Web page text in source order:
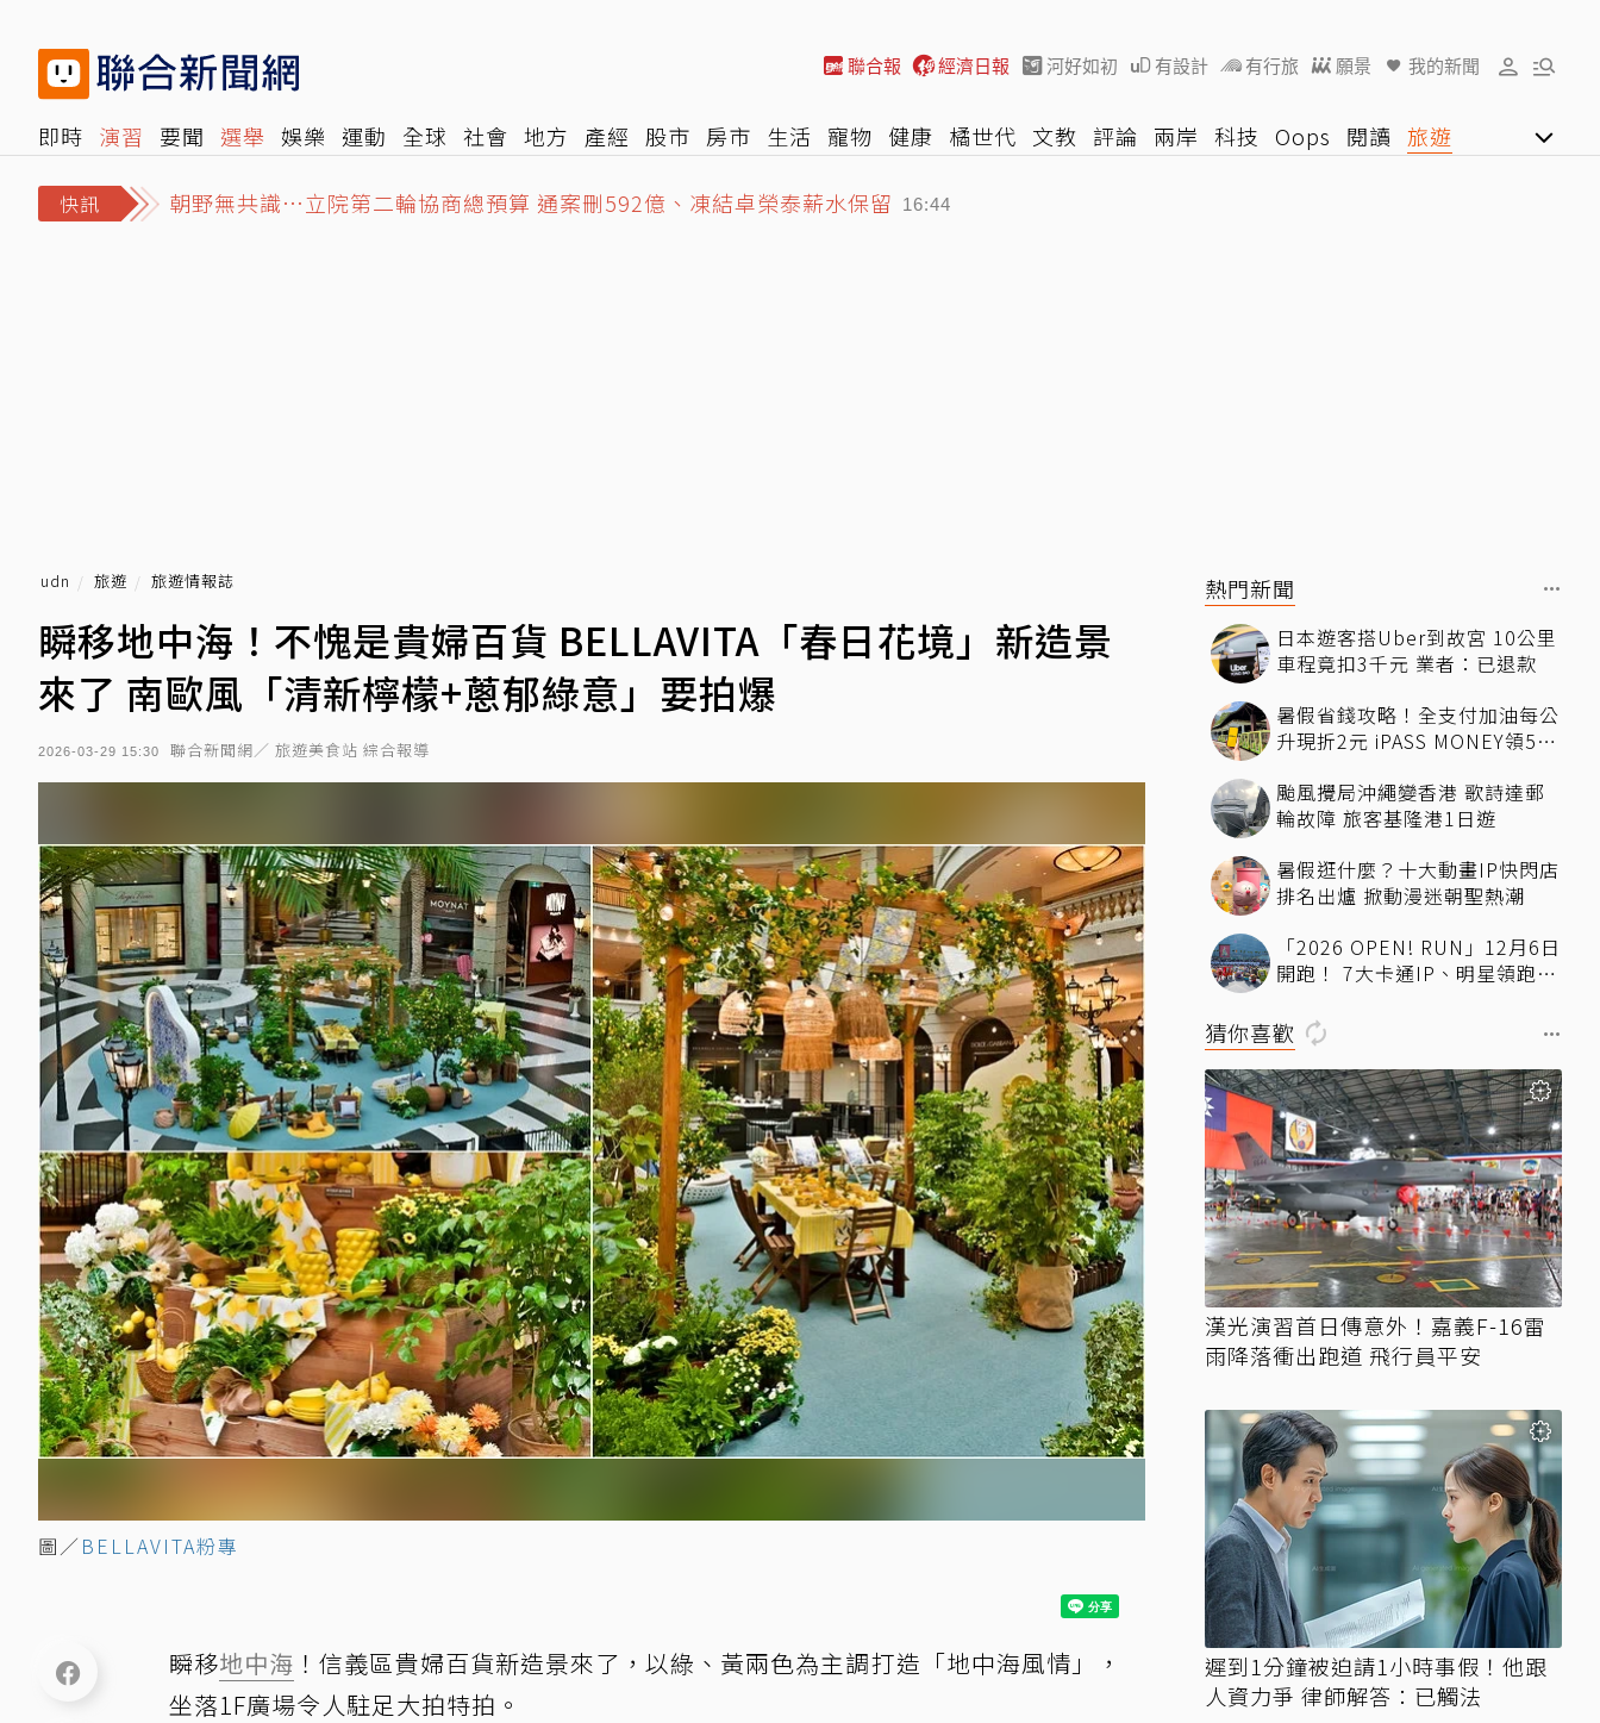
聯合報 經濟日報 河好如初 有設計 有行旅 願景 我的新聞
即時 演習 要聞 選舉 娛樂 運動 全球 社會 地方 產經 股市 房市 生活 寵物 健康 橘世代 文教 評論 兩岸 科技 Oops 閱讀 旅遊
快訊
朝野無共識…立院第二輪協商總預算 通案刪592億、凍結卓榮泰薪水保留
買疫苗遭知名律師詐騙10億元 慈濟基金會首發聲明回應 16:06
udn 旅遊 旅遊情報誌
瞬移地中海！不愧是貴婦百貨 BELLAVITA「春日花境」新造景
來了 南歐風「清新檸檬+蔥郁綠意」要拍爆
2026-03-29 15:30 聯合新聞網／ 旅遊美食站 綜合報導
圖／ BELLAVITA粉專
瞬移地中海 ！信義區貴婦百貨新造景來了，以綠、黃兩色為主調打造「地中海風情」，
坐落1F廣場令人駐足大拍特拍。
熱門新聞
日本遊客搭Uber到故宮 10公里
車程竟扣3千元 業者：已退款
暑假省錢攻略！全支付加油每公
升現折2元 iPASS MONEY領50
颱風攪局沖繩變香港 歌詩達郵
輪故障 旅客基隆港1日遊
暑假逛什麼？十大動畫IP快閃店
排名出爐 掀動漫迷朝聖熱潮
「2026 OPEN! RUN」12月6日
開跑！ 7大卡通IP、明星領跑熱
猜你喜歡
漢光演習首日傳意外！嘉義F-16雷
雨降落衝出跑道 飛行員平安
遲到1分鐘被迫請1小時事假！他跟
人資力爭 律師解答：已觸法